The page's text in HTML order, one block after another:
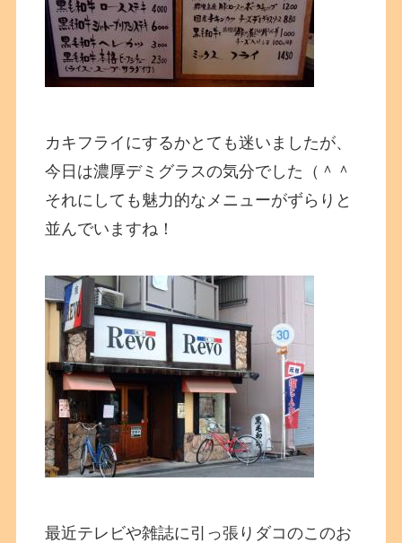
カキフライにするかとても迷いましたが、
今日は濃厚デミグラスの気分でした（＾＾
それにしても魅力的なメニューがずらりと
並んでいますね！
最近テレビや雑誌に引っ張りダコのこのお